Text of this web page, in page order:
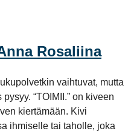
Rosaliina
vaihtuvat, mutta
“TOIMII.” on kiveen
kiertämään. Kivi
ihmiselle tai taholle, joka